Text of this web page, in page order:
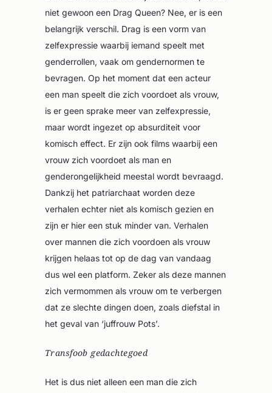
niet gewoon een Drag Queen? Nee, er is een
belangrijk verschil. Drag is een vorm van
zelfexpressie waarbij iemand speelt met
genderrollen, vaak om gendernormen te
bevragen. Op het moment dat een acteur
een man speelt die zich voordoet als vrouw,
is er geen sprake meer van zelfexpressie,
maar wordt ingezet op absurditeit voor
komisch effect. Er zijn ook films waarbij een
vrouw zich voordoet als man en
genderongelijkheid meestal wordt bevraagd.
Dankzij het patriarchaat worden deze
verhalen echter niet als komisch gezien en
zijn er hier een stuk minder van. Verhalen
over mannen die zich voordoen als vrouw
krijgen helaas tot op de dag van vandaag
dus wel een platform. Zeker als deze mannen
zich vermommen als vrouw om te verbergen
dat ze slechte dingen doen, zoals diefstal in
het geval van ‘juffrouw Pots’.
Transfoob gedachtegoed
Het is dus niet alleen een man die zich